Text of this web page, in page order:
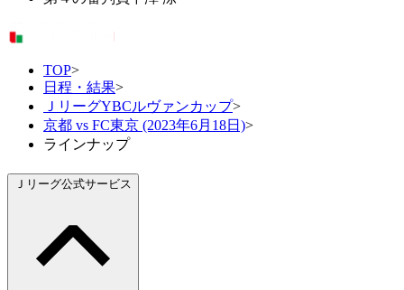
TOP>
日程・結果>
ＪリーグYBCルヴァンカップ>
京都 vs FC東京 (2023年6月18日)>
ラインナップ
Ｊリーグ公式サービス